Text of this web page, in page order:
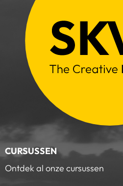
CURSUSSEN
Ontdek al onze cursussen